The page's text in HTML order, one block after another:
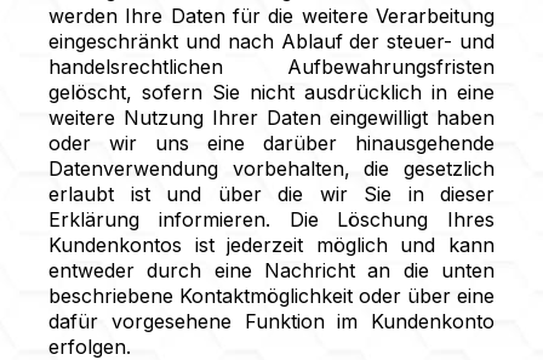
werden Ihre Daten für die weitere Verarbeitung
eingeschränkt und nach Ablauf der steuer- und
handelsrechtlichen Aufbewahrungsfristen
gelöscht, sofern Sie nicht ausdrücklich in eine
weitere Nutzung Ihrer Daten eingewilligt haben
oder wir uns eine darüber hinausgehende
Datenverwendung vorbehalten, die gesetzlich
erlaubt ist und über die wir Sie in dieser
Erklärung informieren. Die Löschung Ihres
Kundenkontos ist jederzeit möglich und kann
entweder durch eine Nachricht an die unten
beschriebene Kontaktmöglichkeit oder über eine
dafür vorgesehene Funktion im Kundenkonto
erfolgen.